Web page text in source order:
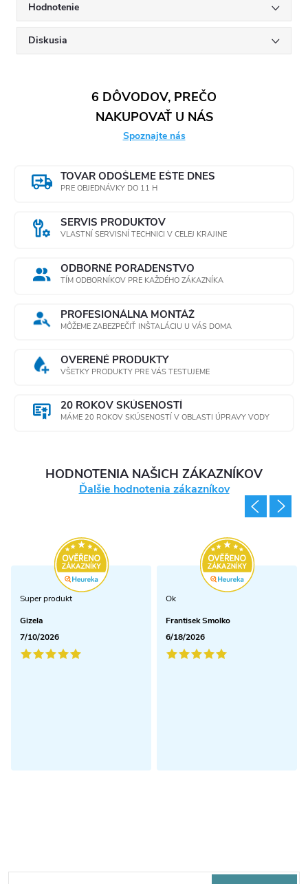
Hodnotenie
Diskusia
6 DÔVODOV, PREČO
NAKUPOVAŤ U NÁS
Spoznajte nás
TOVAR ODOŠLEME EŠTE DNES
PRE OBJEDNÁVKY DO 11 H
SERVIS PRODUKTOV
VLASTNÍ SERVISNÍ TECHNICI V CELEJ KRAJINE
ODBORNÉ PORADENSTVO
TÍM ODBORNÍKOV PRE KAŽDÉHO ZÁKAZNÍKA
PROFESIONÁLNA MONTÁŽ
MÔŽEME ZABEZPEČIŤ INŠTALÁCIU U VÁS DOMA
OVERENÉ PRODUKTY
VŠETKY PRODUKTY PRE VÁS TESTUJEME
20 ROKOV SKÚSENOSTÍ
MÁME 20 ROKOV SKÚSENOSTÍ V OBLASTI ÚPRAVY VODY
HODNOTENIA NAŠICH ZÁKAZNÍKOV
Ďalšie hodnotenia zákazníkov
Super produkt
Gizela
7/10/2026
Ok
Frantisek Smolko
6/18/2026